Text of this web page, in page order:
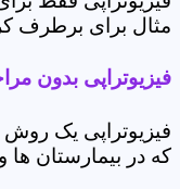
مثال برای برطرف
فیزیوتراپی بدون
فیزیوتراپی یک
که در بیمارستان